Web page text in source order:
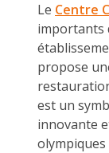
Le Centre
importants
propose
est un
innovante